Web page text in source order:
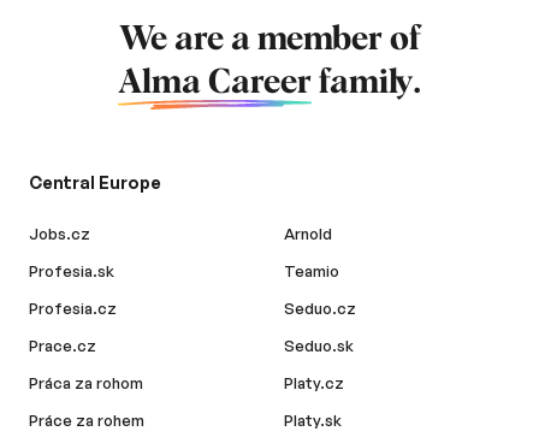
We are a member of
Alma Career family.
Central Europe
Jobs.cz
Profesia.sk
Profesia.cz
Prace.cz
Práca za rohom
Práce za rohem
Arnold
Teamio
Seduo.cz
Seduo.sk
Platy.cz
Platy.sk